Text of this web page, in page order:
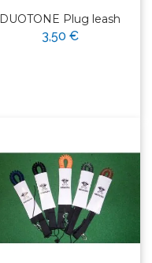
DUOTONE Plug leash
3,50 €